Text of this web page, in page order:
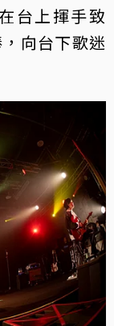
台上揮手致
向台下歌迷